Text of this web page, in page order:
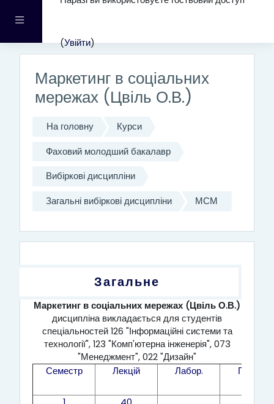
Бокова панель
(Увійти)
Перейти до головного вмісту
Маркетинг в соціальних
мережах (Цвіль О.В.)
На головну Курси
Фаховий молодший бакалавр
Вибіркові дисципліни
Загальні вибіркові дисципліни МСМ
Загальне
Маркетинг в соціальних мережах (Цвіль О.В.)
дисципліна викладається для студентів
спеціальностей 126 "Інформаційні системи та
технології", 123 "Комп'ютерна інженерія", 073
"Менеджмент", 022 "Дизайн"
Семестр
Лекцій Лабор. Практ.